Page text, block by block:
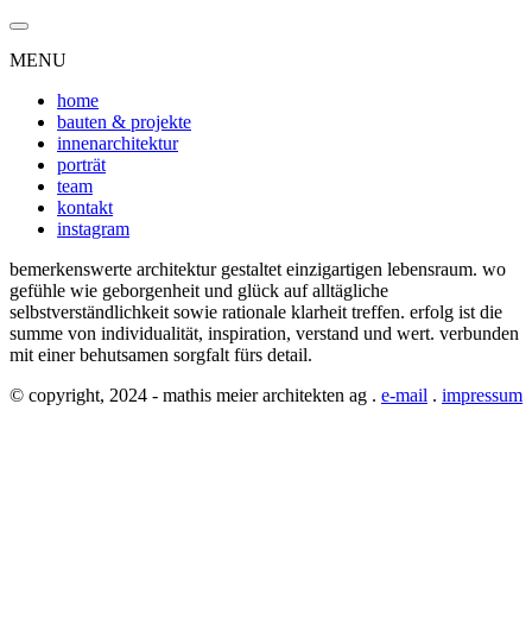
MENU
home
bauten & projekte
innenarchitektur
porträt
team
kontakt
instagram
bemerkenswerte architektur gestaltet einzigartigen lebensraum. wo
gefühle wie geborgenheit und glück auf alltägliche
selbstverständlichkeit sowie rationale klarheit treffen. erfolg ist die
summe von individualität, inspiration, verstand und wert. verbunden
mit einer behutsamen sorgfalt fürs detail.
© copyright, 2024 - mathis meier architekten ag . e-mail . impressum